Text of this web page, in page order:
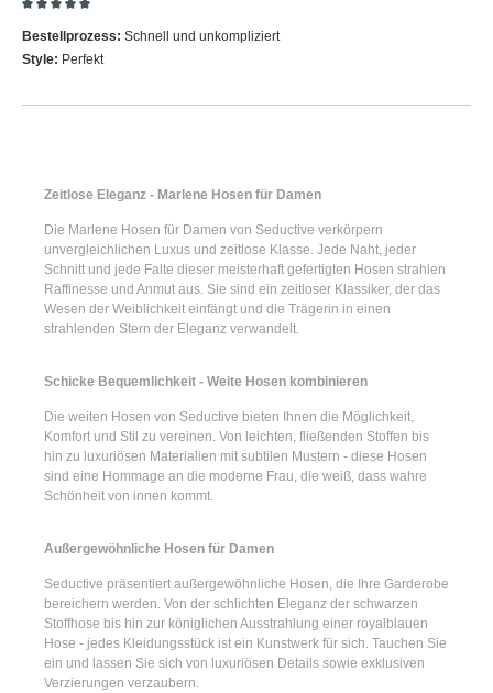
Bestellprozess: Schnell und unkompliziert
Style: Perfekt
Zeitlose Eleganz - Marlene Hosen für Damen
Die Marlene Hosen für Damen von Seductive verkörpern
unvergleichlichen Luxus und zeitlose Klasse. Jede Naht, jeder
Schnitt und jede Falte dieser meisterhaft gefertigten Hosen strahlen
Raffinesse und Anmut aus. Sie sind ein zeitloser Klassiker, der das
Wesen der Weiblichkeit einfängt und die Trägerin in einen
strahlenden Stern der Eleganz verwandelt.
Schicke Bequemlichkeit - Weite Hosen kombinieren
Die weiten Hosen von Seductive bieten Ihnen die Möglichkeit,
Komfort und Stil zu vereinen. Von leichten, fließenden Stoffen bis
hin zu luxuriösen Materialien mit subtilen Mustern - diese Hosen
sind eine Hommage an die moderne Frau, die weiß, dass wahre
Schönheit von innen kommt.
Außergewöhnliche Hosen für Damen
Seductive präsentiert außergewöhnliche Hosen, die Ihre Garderobe
bereichern werden. Von der schlichten Eleganz der schwarzen
Stoffhose bis hin zur königlichen Ausstrahlung einer royalblauen
Hose - jedes Kleidungsstück ist ein Kunstwerk für sich. Tauchen Sie
ein und lassen Sie sich von luxuriösen Details sowie exklusiven
Verzierungen verzaubern.